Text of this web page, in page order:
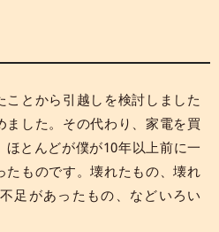
とから引越しを検討しました
ました。その代わり、家電を買
とんどが僕が10年以上前に一
たものです。壊れたもの、壊れ
足があったもの、などいろい